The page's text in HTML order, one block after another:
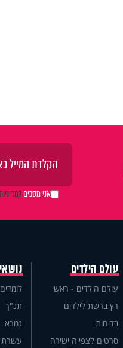
אני מסכים
עולם הילדים
עולם הילדים - ראשי
רץ ברשת לילדים
בדיחות
סרטים לצפייה ישירה
תנ"ך
גמרא
עשרת